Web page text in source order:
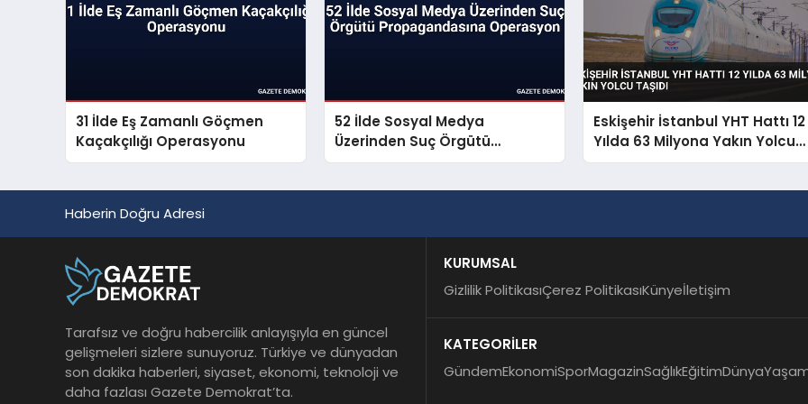
31 İlde Eş Zamanlı Göçmen
Kaçakçılığı Operasyonu
52 İlde Sosyal Medya
Üzerinden Suç Örgütü
Propagandasına Operasyon
Eskişehir İstanbul YHT Hattı 12
Yılda 63 Milyona Yakın Yolcu
Taşıdı
Haberin Doğru Adresi
Tarafsız ve doğru habercilik anlayışıyla en güncel
gelişmeleri sizlere sunuyoruz. Türkiye ve dünyadan
son dakika haberleri, siyaset, ekonomi, teknoloji ve
daha fazlası Gazete Demokrat’ta.
KURUMSAL
Gizlilik PolitikasıÇerez PolitikasıKünyeİletişim
KATEGORİLER
GündemEkonomiSporMagazinSağlıkEğitimDünya